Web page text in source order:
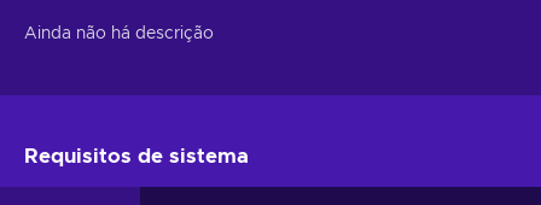
Ainda não há descrição
Requisitos de sistema